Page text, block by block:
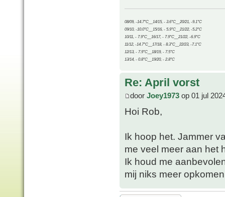
08/09, -14.7°C__14/15, - 3.6°C__20/21, -9.1°C
09/10, -10.0°C__15/16, - 5.9°C__21/22, -5.2°C
10/11, - 7.9°C__16/17, - 7.9°C__21/22, -6.9°C
11/12, -14.7°C__17/18, - 8.3°C__22/23, -7.1°C
12/13, - 7.9°C__18/19, - 7.5°C
13/14, - 0.8°C__19/20, - 2.8°C
Re: April vorst
door Joey1973 op 01 jul
Hoi Rob,
Ik hoop het. Jammer
me veel meer aan het
Ik houd me
mij niks meer